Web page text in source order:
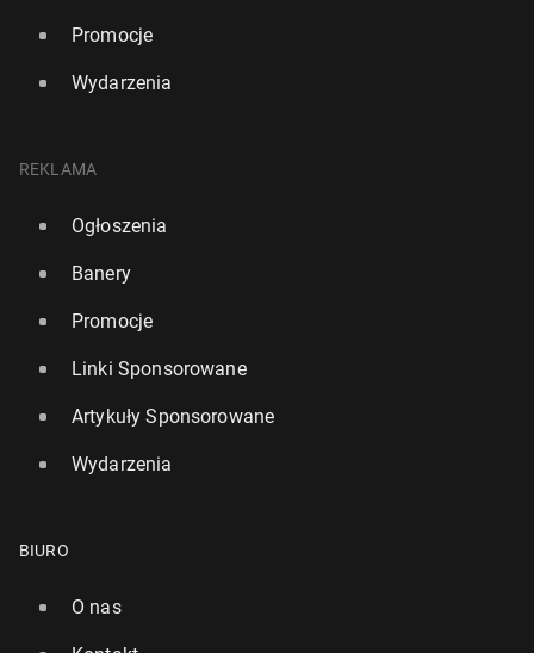
Promocje
Wydarzenia
REKLAMA
Ogłoszenia
Banery
Promocje
Linki Sponsorowane
Artykuły Sponsorowane
Wydarzenia
BIURO
O nas